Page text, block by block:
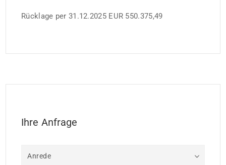
Rücklage per 31.12.2025 EUR 550.375,49
Ihre Anfrage
Anrede